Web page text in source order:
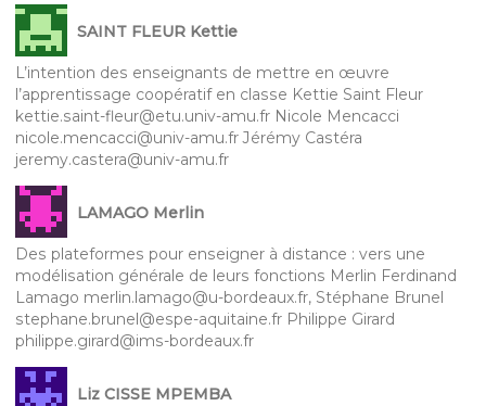
SAINT FLEUR Kettie
L’intention des enseignants de mettre en œuvre
l’apprentissage coopératif en classe Kettie Saint Fleur
kettie.saint-fleur@etu.univ-amu.fr Nicole Mencacci
nicole.mencacci@univ-amu.fr Jérémy Castéra
jeremy.castera@univ-amu.fr
LAMAGO Merlin
Des plateformes pour enseigner à distance : vers une
modélisation générale de leurs fonctions Merlin Ferdinand
Lamago merlin.lamago@u-bordeaux.fr, Stéphane Brunel
stephane.brunel@espe-aquitaine.fr Philippe Girard
philippe.girard@ims-bordeaux.fr
Liz CISSE MPEMBA